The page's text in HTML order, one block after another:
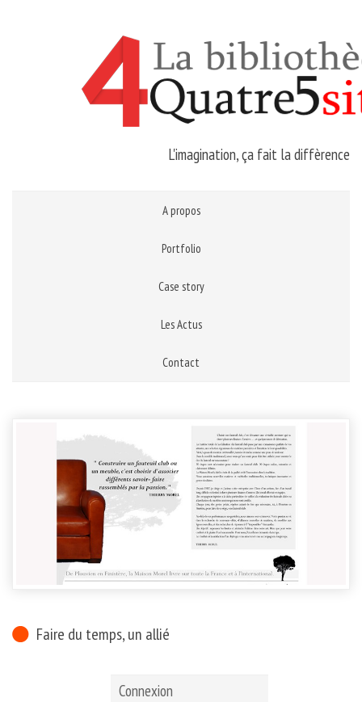
L'imagination, ça fait la diffèrence
A propos
Portfolio
Case story
Les Actus
Contact
Faire du temps, un allié
Connexion